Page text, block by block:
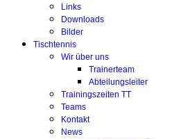
Links
Downloads
Bilder
Tischtennis
Wir über uns
Trainerteam
Abteilungsleiter
Trainingszeiten TT
Teams
Kontakt
News